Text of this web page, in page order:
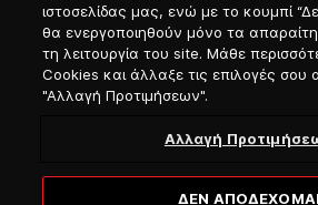
ιστοσελίδας μας, ενώ με το κουμπί
θα ενεργοποιηθούν μόνο τα
τη λειτουργία του site. Μάθε
Cookies και άλλαξε τις επιλογές σου
"Αλλαγή Προτιμήσεων".
Αλλαγή
ΔΕΝ ΑΠΟΔΕΧΟΜΑΙ